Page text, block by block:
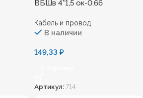
ВБШв 4*1,5 ок-0,66
Кабель и провод
В наличии
149,33 ₽
Артикул:714